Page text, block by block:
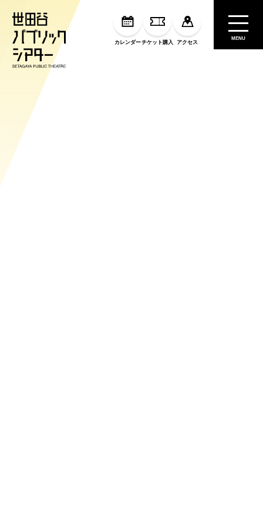
カレンダーチケット購入 アクセス
MENU